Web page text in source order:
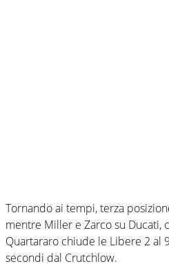
Tornando ai tempi, terza
mentre Miller e Zarco su Ducati,
Quartararo chiude le Libere 2 al
secondi dal Crutchlow.